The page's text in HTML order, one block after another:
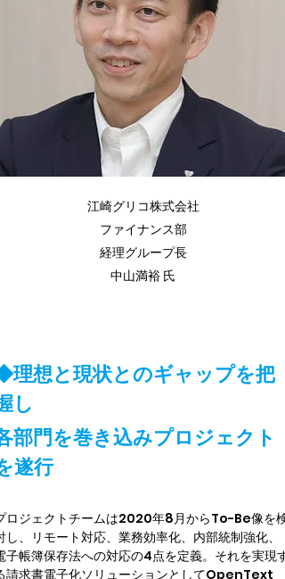
江崎グリコ株式会社
ファイナンス部
経理グループ長
中山満裕 氏
理想と現状とのギャップを把
し
部門を巻き込みプロジェクト
遂行
ロジェクトチームは2020年8月からTo-Be像を検
し、リモート対応、業務効率化、内部統制強化、
子帳簿保存法への対応の4点を定義。それを実現す
請求書電子化ソリューションとしてOpenText